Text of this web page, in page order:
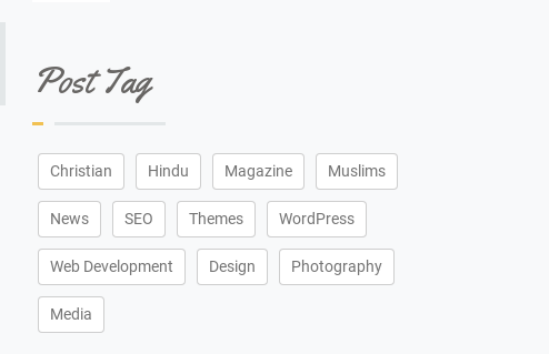
Post Tag
Christian Hindu Magazine Muslims
News SEO Themes WordPress
Web Development Design Photography
Media